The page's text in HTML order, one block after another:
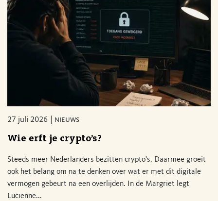
27 juli 2026 nieuws
Wie erft je crypto’s?
Steeds meer Nederlanders bezitten crypto's. Daarmee groeit
ook het belang om na te denken over wat er met dit digitale
vermogen gebeurt na een overlijden. In de Margriet legt
Lucienne...